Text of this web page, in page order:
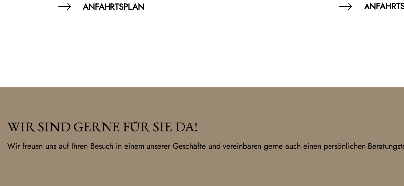
ANFAHRTSPLAN
WIR SIND GERNE FÜR SIE DA!
Wir freuen uns auf Ihren Besuch in einem unserer Geschäfte und vereinbaren gerne auch einen persönlichen